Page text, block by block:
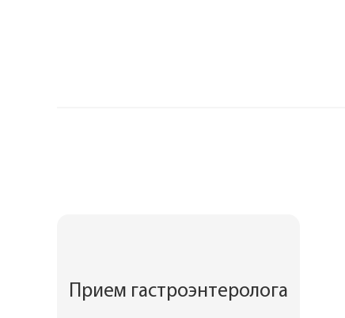
Прием гастроэнтеролога